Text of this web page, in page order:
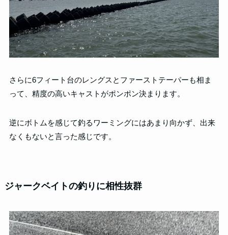
さらに6フィート台のレングスとファーストテーパーも相ま
って、精度の高いキャストがポンポン決まります。
逆にボトムを感じて釣るワーミングにはあまり向かず、出来
なくもないと言った感じです。
ジャークベイトの釣りに相性抜群